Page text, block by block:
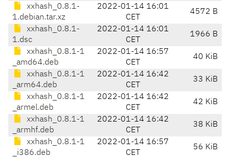
xxhash_0.8.1-
1.debian.tar.xz
2022-01-14 16:01
CET
4572 B
xxhash_0.8.1-
1.dsc
2022-01-14 16:01
CET
1966 B
xxhash_0.8.1-1
_amd64.deb
2022-01-14 16:57
CET
40 KiB
xxhash_0.8.1-1
_arm64.deb
2022-01-14 16:42
CET
33 KiB
xxhash_0.8.1-1
_armel.deb
2022-01-14 16:42
CET
42 KiB
xxhash_0.8.1-1
_armhf.deb
2022-01-14 16:42
CET
38 KiB
xxhash_0.8.1-1
_i386.deb
2022-01-14 16:57
CET
56 KiB